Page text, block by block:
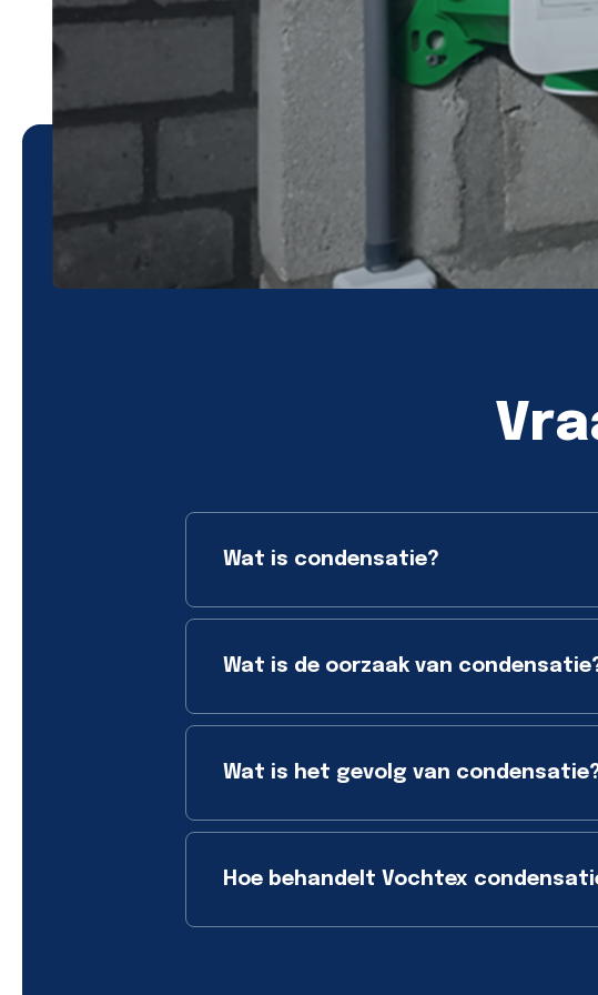
Wat is condensatie?
Wat is de oorzaak van
Wat is het gevolg van
Hoe behandelt Vochtex